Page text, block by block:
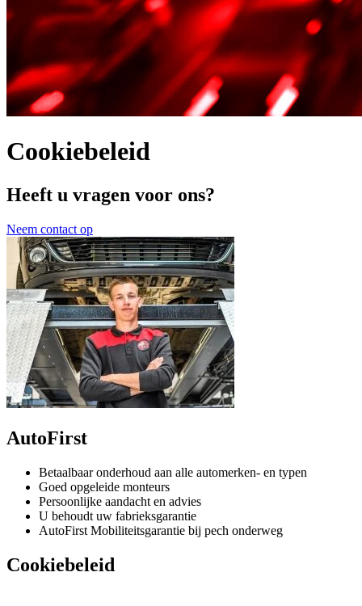
Cookiebeleid
Heeft u vragen voor ons?
Neem contact op
AutoFirst
Betaalbaar onderhoud aan alle automerken- en typen
Goed opgeleide monteurs
Persoonlijke aandacht en advies
U behoudt uw fabrieksgarantie
AutoFirst Mobiliteitsgarantie bij pech onderweg
Cookiebeleid